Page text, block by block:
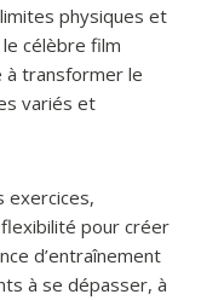
physiques et
célèbre film
à transformer le
variés et
exercices,
pour créer
d’entraînement
à se dépasser, à